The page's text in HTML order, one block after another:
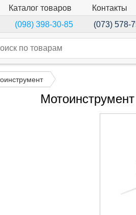
Каталог товаров Контакты
(098) 398-30-85 (073) 578-